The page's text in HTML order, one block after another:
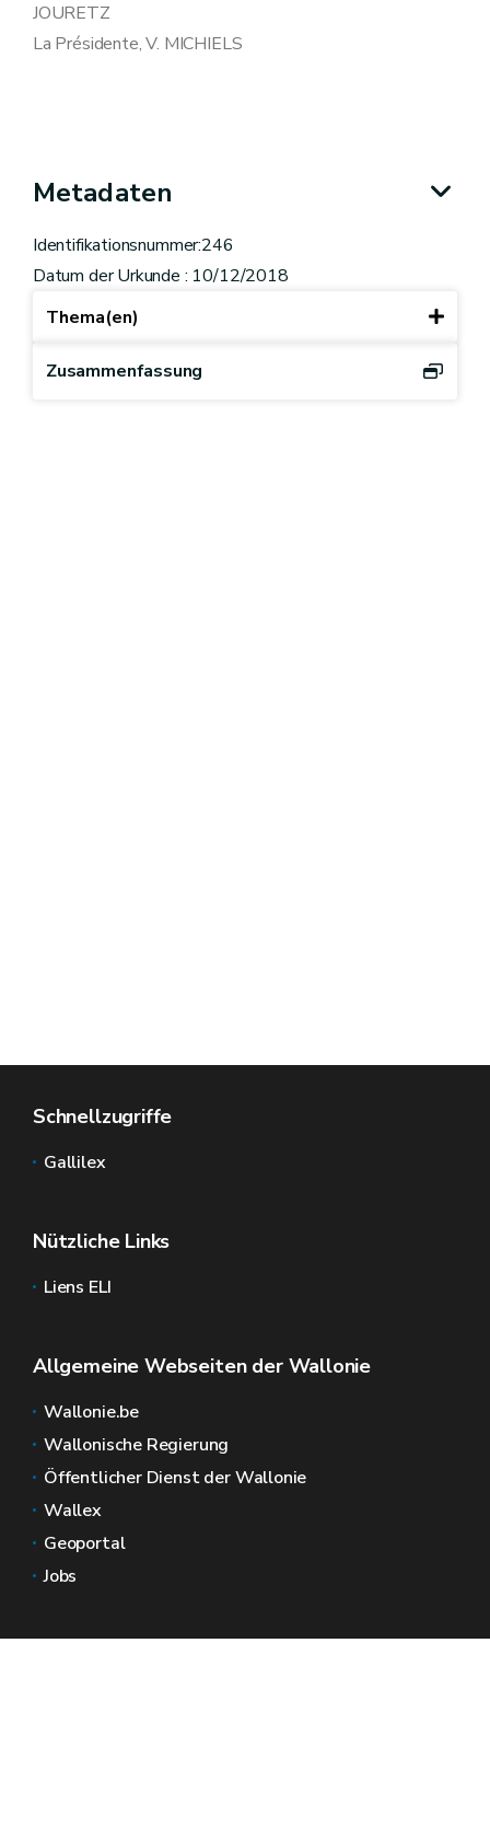
JOURETZ
La Présidente, V. MICHIELS
Metadaten
Identifikationsnummer:246
Datum der Urkunde : 10/12/2018
Thema(en)
Zusammenfassung
Schnellzugriffe
Gallilex
Nützliche Links
Liens ELI
Allgemeine Webseiten der Wallonie
Wallonie.be
Wallonische Regierung
Öffentlicher Dienst der Wallonie
Wallex
Geoportal
Jobs